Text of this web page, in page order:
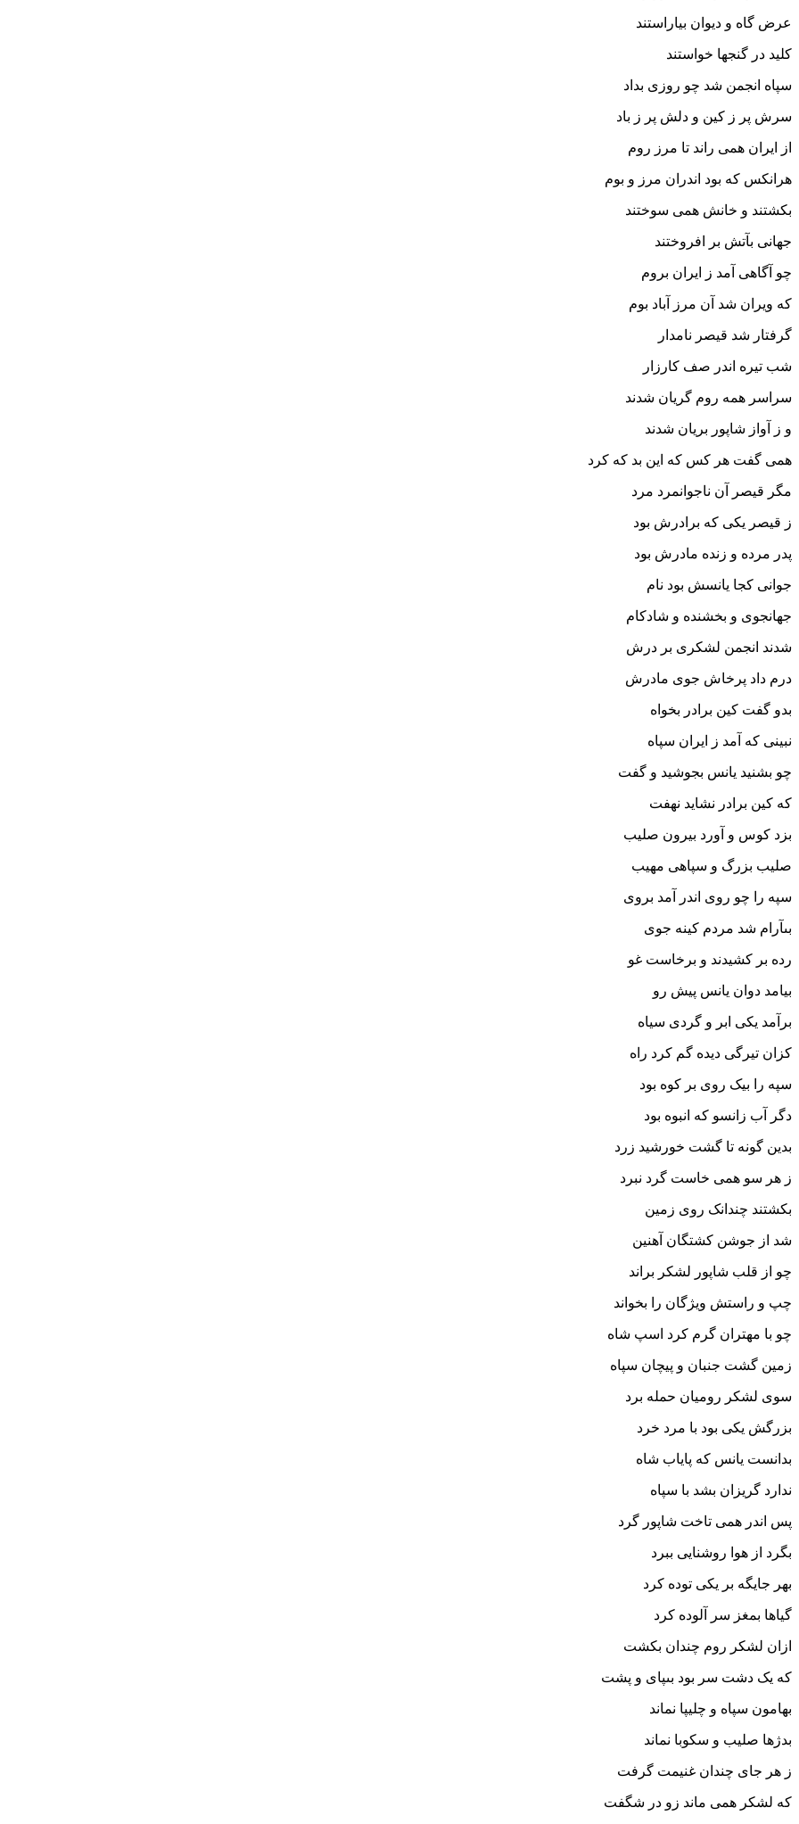
عرض گاه و دیوان بیاراستند
کلید در گنجها خواستند
سپاه انجمن شد چو روزى بداد
سرش پر ز کین و دلش پر ز باد
از ایران همى راند تا مرز روم
هرانکس که بود اندران مرز و بوم‏
بکشتند و خانش همى سوختند
جهانى بآتش بر افروختند
چو آگاهى آمد ز ایران بروم
که ویران شد آن مرز آباد بوم‏
گرفتار شد قیصر نامدار
شب تیره اندر صف کارزار
سراسر همه روم گریان شدند
و ز آواز شاپور بریان شدند
همى گفت هر کس که این بد که کرد
مگر قیصر آن ناجوانمرد مرد
ز قیصر یکى که برادرش بود
پدر مرده و زنده مادرش بود
جوانى کجا یانسش بود نام
جهانجوى و بخشنده و شادکام‏
شدند انجمن لشکرى بر درش
درم داد پرخاش جوى مادرش‏
بدو گفت کین برادر بخواه
نبینى که آمد ز ایران سپاه‏
چو بشنید یانس بجوشید و گفت
که کین برادر نشاید نهفت‏
بزد کوس و آورد بیرون صلیب
صلیب بزرگ و سپاهى مهیب‏
سپه را چو روى اندر آمد بروى
بى‏آرام شد مردم کینه جوى‏
رده بر کشیدند و برخاست غو
بیامد دوان یانس پیش رو
برآمد یکى ابر و گردى سیاه
کزان تیرگى دیده گم کرد راه‏
سپه را بیک روى بر کوه بود
دگر آب زانسو که انبوه بود
بدین گونه تا گشت خورشید زرد
ز هر سو همى خاست گرد نبرد
بکشتند چندانک روى زمین
شد از جوشن کشتگان آهنین‏
چو از قلب شاپور لشکر براند
چپ و راستش ویژگان را بخواند
چو با مهتران گرم کرد اسپ شاه
زمین گشت جنبان و پیچان سپاه‏
سوى لشکر رومیان حمله برد
بزرگش یکى بود با مرد خرد
بدانست یانس که پایاب شاه
ندارد گریزان بشد با سپاه‏
پس اندر همى تاخت شاپور گرد
بگرد از هوا روشنایى ببرد
بهر جایگه بر یکى توده کرد
گیاها بمغز سر آلوده کرد
ازان لشکر روم چندان بکشت
که یک دشت سر بود بى‏پاى و پشت‏
بهامون سپاه و چلیپا نماند
بدژها صلیب و سکوبا نماند
ز هر جاى چندان غنیمت گرفت
که لشکر همى ماند زو در شگفت‏